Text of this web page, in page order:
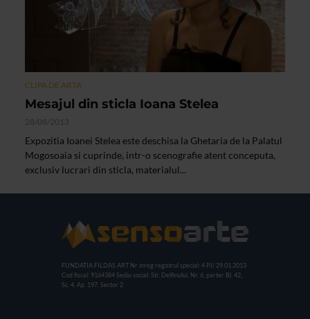
CLIPA DE ARTA
Mesajul din sticla Ioana Stelea
28/08/2013
Expozitia Ioanei Stelea este deschisa la Ghetaria de la Palatul
Mogosoaia si cuprinde, intr-o scenografie atent conceputa,
exclusiv lucrari din sticla, materialul...
FUNDATIA FILDAS ART Nr inreg registrul special: 4 PJ/ 29.01.2013
Cod fiscal: 9164384 Sediu social: Str. Delfinului, Nr. 6, parter Bl. 42,
Sc. 4, Ap. 197, Sector 2